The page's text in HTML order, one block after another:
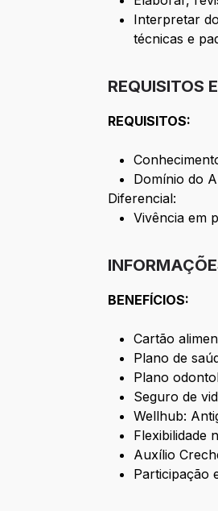
Interpretar
técnicas e
REQUISITOS
REQUISITOS:
Domínio do
Diferencial:
Vivência em
BENEFÍCIOS:
Cartão
Plano de
Plano
Seguro de
Wellhub:
Flexibilidade
Auxílio
Participação